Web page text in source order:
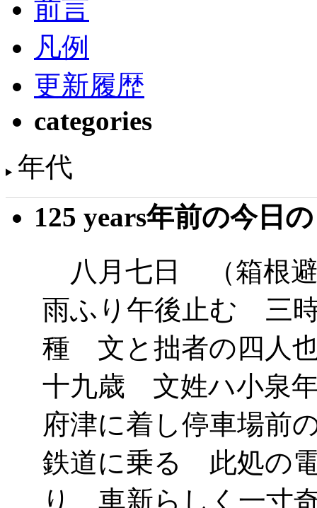
前言
凡例
更新履歴
categories
年代
125 years年前の今日
八月七日 （箱根
雨ふり午後止む 三
種 文と拙者の四人
十九歳 文姓ハ小泉
府津に着し停車場前
鉄道に乗る 此処の
り 車新らしく一寸